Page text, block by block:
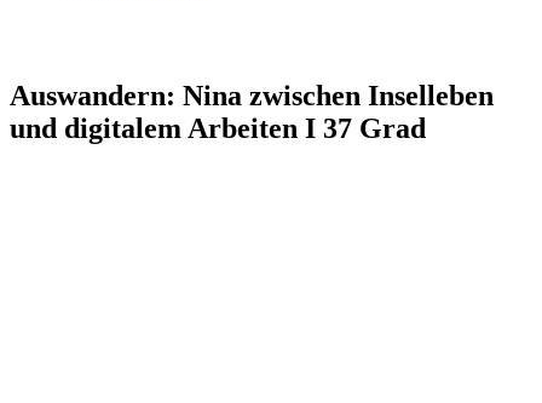
Auswandern: Nina zwischen Inselleben
und digitalem Arbeiten I 37 Grad